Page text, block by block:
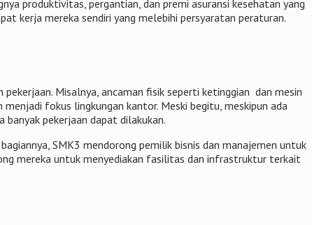
produktivitas, pergantian, dan premi asuransi kesehatan yang
kerja mereka sendiri yang melebihi persyaratan peraturan.
Misalnya, ancaman fisik seperti ketinggian dan mesin
fokus lingkungan kantor. Meski begitu, meskipun ada
pekerjaan dapat dilakukan.
SMK3 mendorong pemilik bisnis dan manajemen untuk
mereka untuk menyediakan fasilitas dan infrastruktur terkait